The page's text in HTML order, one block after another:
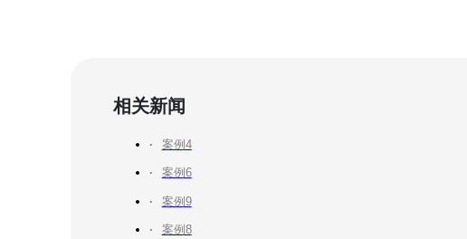
相关新闻
案例4
案例6
案例9
案例8